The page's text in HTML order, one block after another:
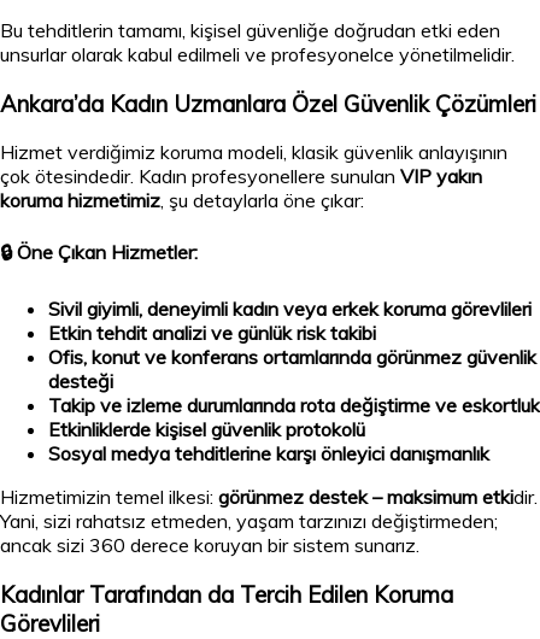
Bu tehditlerin tamamı, kişisel güvenliğe doğrudan etki eden
unsurlar olarak kabul edilmeli ve profesyonelce yönetilmelidir.
Ankara’da Kadın Uzmanlara Özel Güvenlik Çözümleri
Hizmet verdiğimiz koruma modeli, klasik güvenlik anlayışının
çok ötesindedir. Kadın profesyonellere sunulan VIP yakın
koruma hizmetimiz, şu detaylarla öne çıkar:
🔒 Öne Çıkan Hizmetler:
Sivil giyimli, deneyimli kadın veya erkek koruma görevlileri
Etkin tehdit analizi ve günlük risk takibi
Ofis, konut ve konferans ortamlarında görünmez güvenlik
desteği
Takip ve izleme durumlarında rota değiştirme ve eskortluk
Etkinliklerde kişisel güvenlik protokolü
Sosyal medya tehditlerine karşı önleyici danışmanlık
Hizmetimizin temel ilkesi: görünmez destek – maksimum etkidir.
Yani, sizi rahatsız etmeden, yaşam tarzınızı değiştirmeden;
ancak sizi 360 derece koruyan bir sistem sunarız.
Kadınlar Tarafından da Tercih Edilen Koruma
Görevlileri